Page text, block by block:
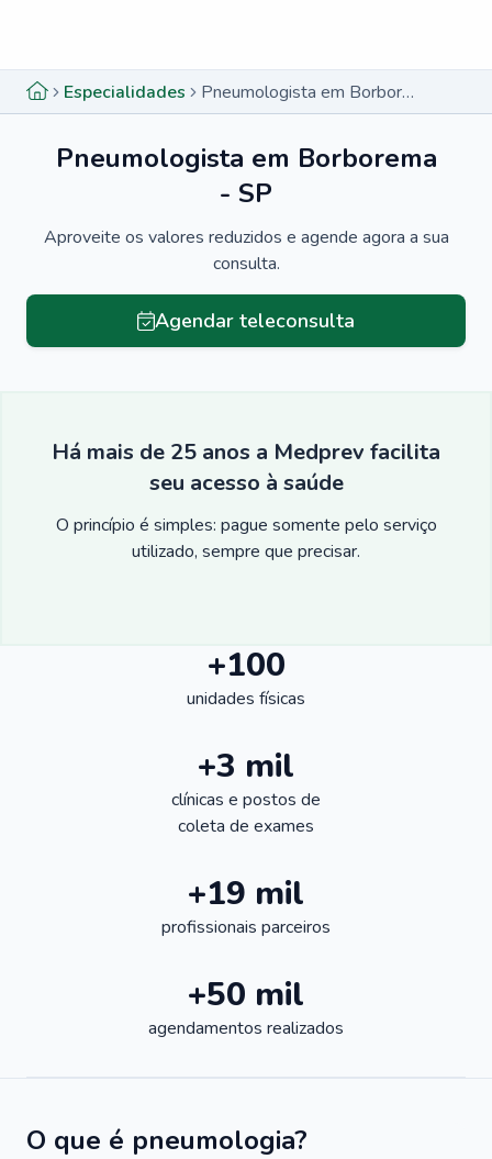
Especialidades Pneumologista em Borborema - SP
Pneumologista em Borborema
- SP
Aproveite os valores reduzidos e agende agora a sua
consulta.
Agendar teleconsulta
Há mais de 25 anos a Medprev facilita
seu acesso à saúde
O princípio é simples: pague somente pelo serviço
utilizado, sempre que precisar.
+100
unidades físicas
+3 mil
clínicas e postos de
coleta de exames
+19 mil
profissionais parceiros
+50 mil
agendamentos realizados
O que é pneumologia?